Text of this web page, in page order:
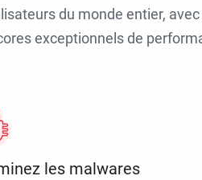
du monde entier,
exceptionnels de
les malwares